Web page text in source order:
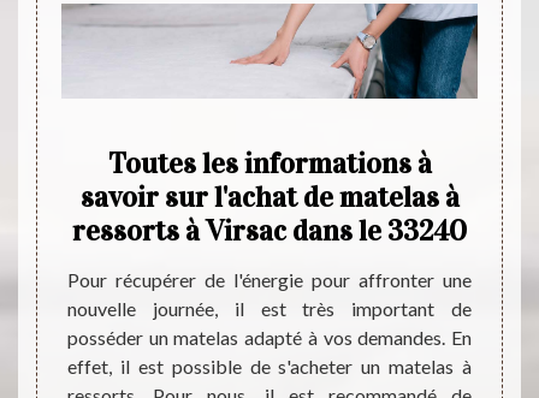
à
de la
les
des
de
Toutes les informations à
savoir sur l'achat de matelas à
ressorts à Virsac dans le 33240
Pour récupérer de l'énergie pour affronter une
nouvelle journée, il est très important de
posséder un matelas adapté à vos demandes. En
effet, il est possible de s'acheter un matelas à
de